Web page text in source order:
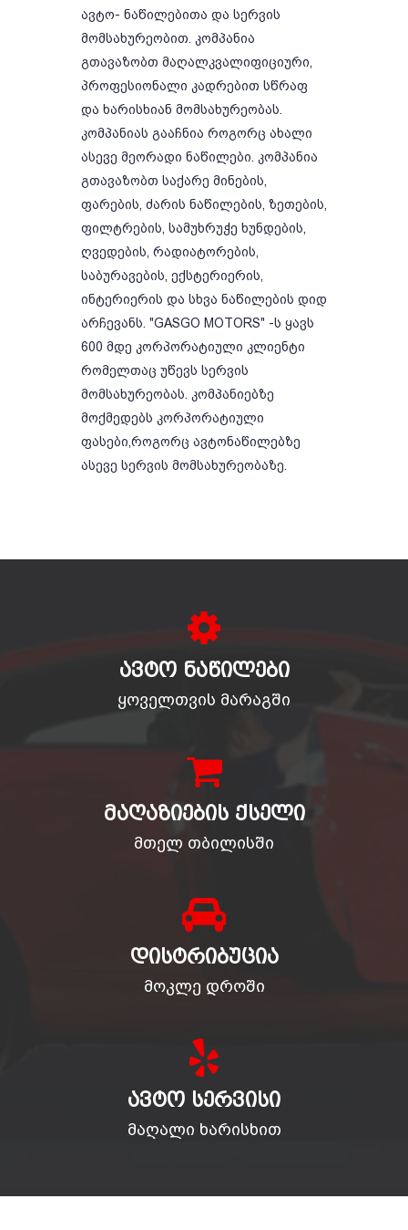
ავტო- ნაწილებითა და სერვის
მომსახურეობით. კომპანია
გთავაზობთ მაღალკვალიფიციური,
პროფესიონალი კადრებით სწრაფ
და ხარისხიან მომსახურეობას.
კომპანიას გააჩნია როგორც ახალი
ასევე მეორადი ნაწილები. კომპანია
გთავაზობთ საქარე მინების,
ფარების, ძარის ნაწილების, ზეთების,
ფილტრების, სამუხრუჭე ხუნდების,
ღვედების, რადიატორების,
საბურავების, ექსტერიერის,
ინტერიერის და სხვა ნაწილების დიდ
არჩევანს. "GASGO MOTORS" -ს ყავს
600 მდე კორპორატიული კლიენტი
რომელთაც უწევს სერვის
მომსახურეობას. კომპანიებზე
მოქმედებს კორპორატიული
ფასები,როგორც ავტონაწილებზე
ასევე სერვის მომსახურეობაზე.
ᲐᲕᲢᲝ ᲜᲐᲬᲘᲚᲔᲑᲘ
ყოველთვის მარაგში
ᲛᲐᲦᲐᲖᲘᲔᲑᲘᲡ ᲥᲡᲔᲚᲘ
მთელ თბილისში
ᲓᲘᲡᲢᲠᲘᲑᲣᲪᲘᲐ
მოკლე დროში
ᲐᲕᲢᲝ ᲡᲔᲠᲕᲘᲡᲘ
მაღალი ხარისხით